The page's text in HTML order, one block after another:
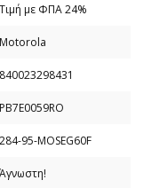
Τιμή με ΦΠΑ 24%
Motorola
840023298431
PB7E0059RO
284-95-MOSEG60F
Άγνωστη!